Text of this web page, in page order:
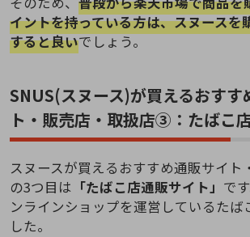
イントを持っている方は、スヌースを
すると良いでしょう。
SNUS(スヌース)が買えるおすす
ト・販売店・取扱店③：たばこ
スヌースが買えるおすすめ通販サイト
の3つ目は 「たばこ店通販サイト」 で
ンラインショップを運営しているたば
した。